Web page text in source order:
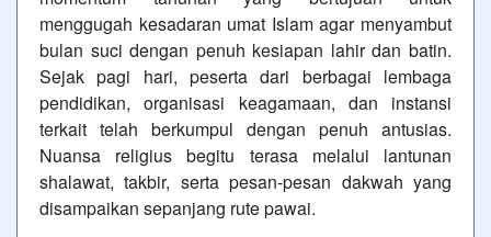
menggugah kesadaran umat Islam agar menyambut
bulan suci dengan penuh kesiapan lahir dan batin.
Sejak pagi hari, peserta dari berbagai lembaga
pendidikan, organisasi keagamaan, dan instansi
terkait telah berkumpul dengan penuh antusias.
Nuansa religius begitu terasa melalui lantunan
shalawat, takbir, serta pesan-pesan dakwah yang
disampaikan sepanjang rute pawai.